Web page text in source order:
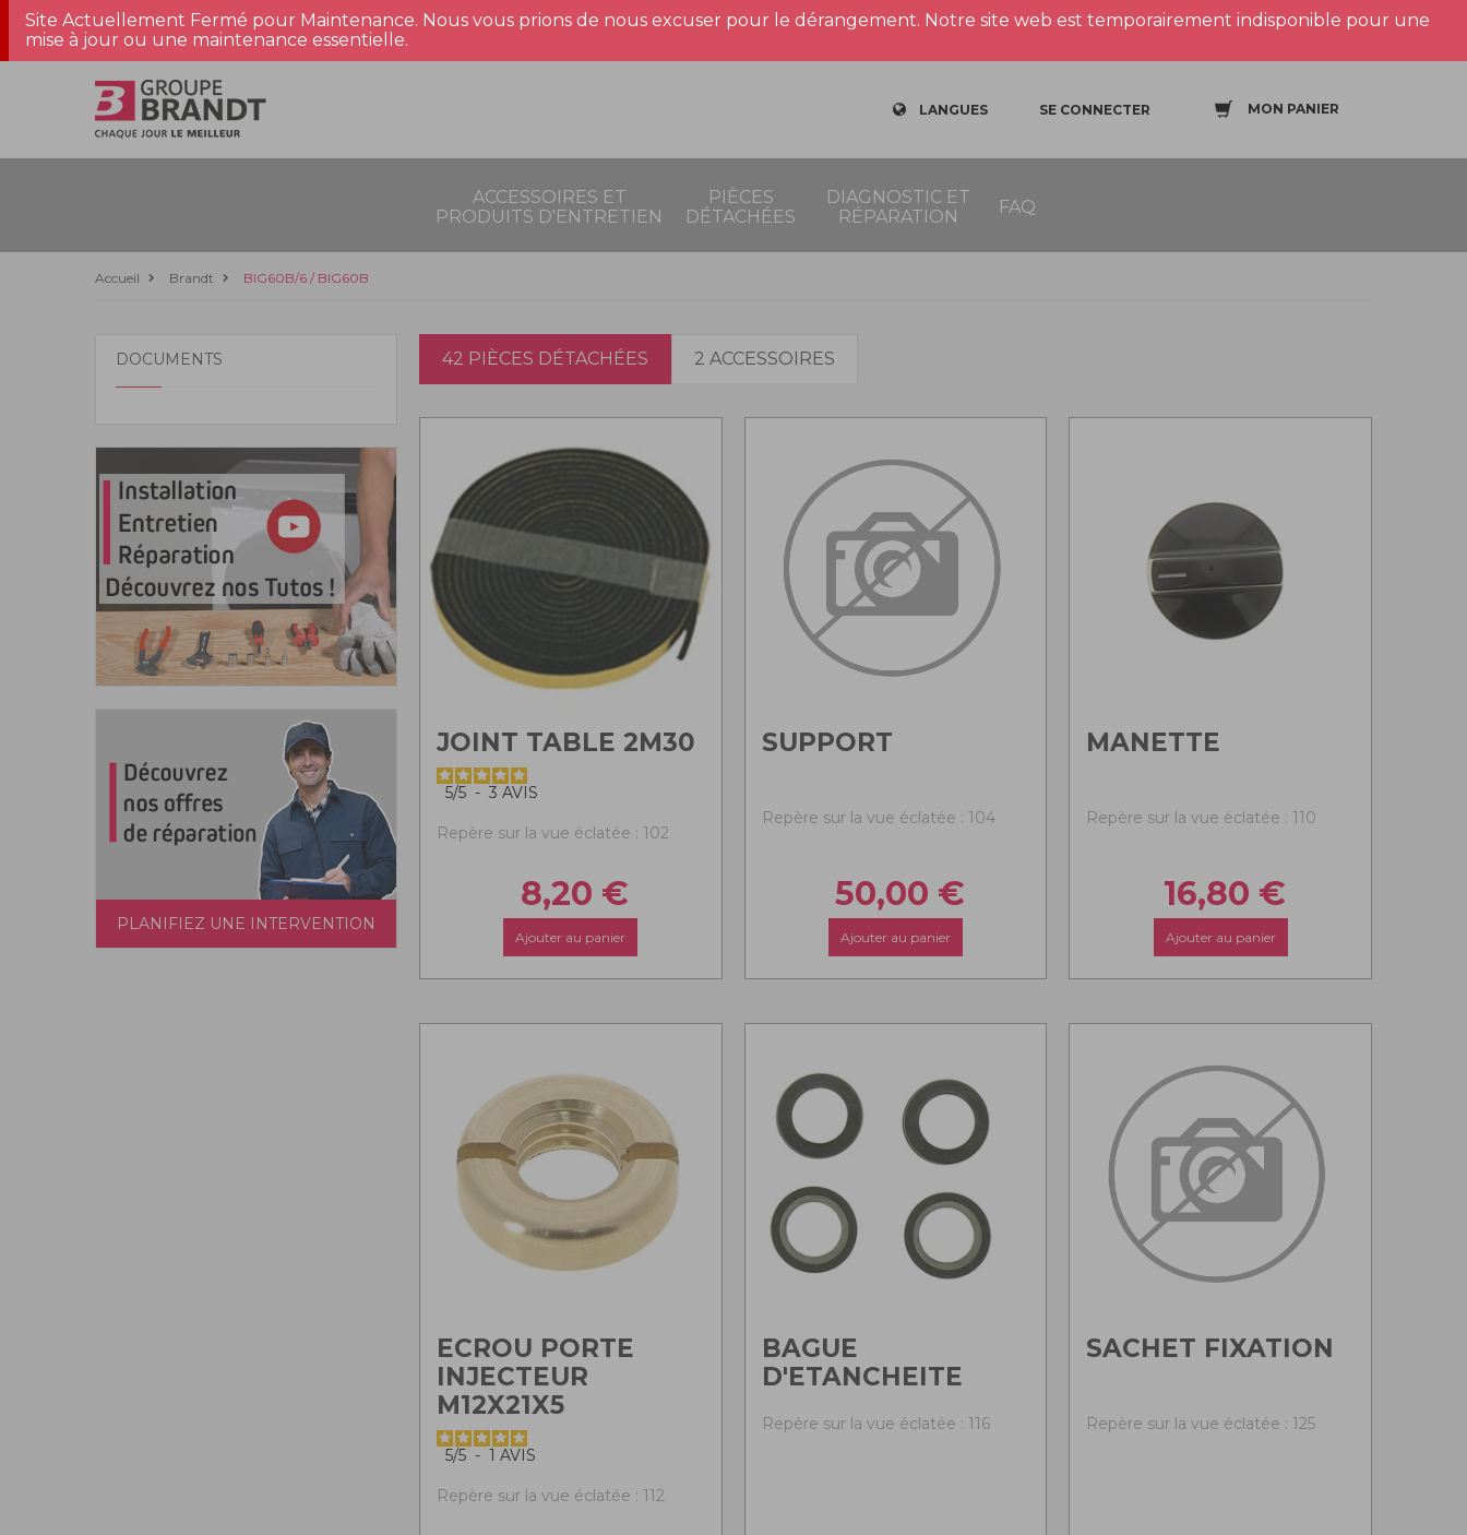
Site Actuellement Fermé pour Maintenance. Nous vous prions de nous excuser pour le dérangement. Notre site web est temporairement indisponible pour une
mise à jour ou une maintenance essentielle.
LANGUES SE CONNECTER MON PANIER
ACCESSOIRES ET
PRODUITS D'ENTRETIEN
PIÈCES
DÉTACHÉES
DIAGNOSTIC ET
RÉPARATION
FAQ
Accueil Brandt BIG60B/6 / BIG60B
DOCUMENTS
PLANIFIEZ UNE INTERVENTION
42 PIÈCES DÉTACHÉES 2 ACCESSOIRES
JOINT TABLE 2M30
5/5 - 3 AVIS
Repère sur la vue éclatée : 102
8,20 €
Ajouter au panier
SUPPORT
Repère sur la vue éclatée : 104
50,00 €
Ajouter au panier
MANETTE
Repère sur la vue éclatée : 110
16,80 €
Ajouter au panier
ECROU PORTE
INJECTEUR
M12X21X5
5/5 - 1 AVIS
Repère sur la vue éclatée : 112
BAGUE
D'ETANCHEITE
Repère sur la vue éclatée : 116
SACHET FIXATION
Repère sur la vue éclatée : 125